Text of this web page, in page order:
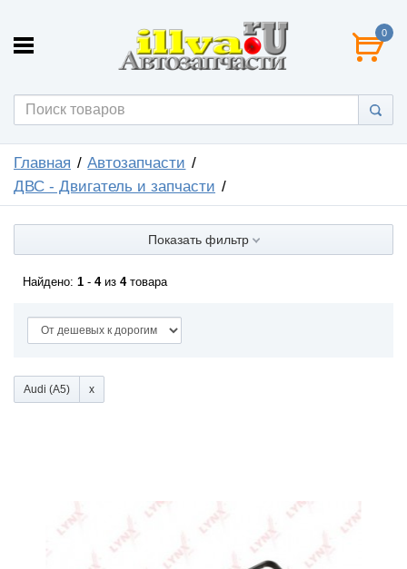
0
Главная
Автозапчасти
ДВС - Двигатель и запчасти
Показать фильтр
Найдено: 1 - 4из 4товара
Audi (A5)